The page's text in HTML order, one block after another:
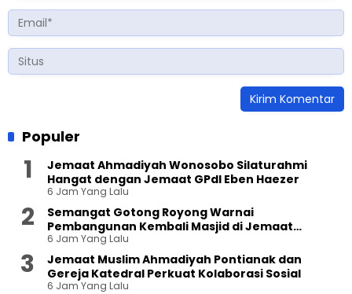
Populer
Jemaat Ahmadiyah Wonosobo Silaturahmi
Hangat dengan Jemaat GPdI Eben Haezer
6 Jam Yang Lalu
Semangat Gotong Royong Warnai
Pembangunan Kembali Masjid di Jemaat
Ahmadiyah Sukapura
6 Jam Yang Lalu
Jemaat Muslim Ahmadiyah Pontianak dan
Gereja Katedral Perkuat Kolaborasi Sosial
6 Jam Yang Lalu